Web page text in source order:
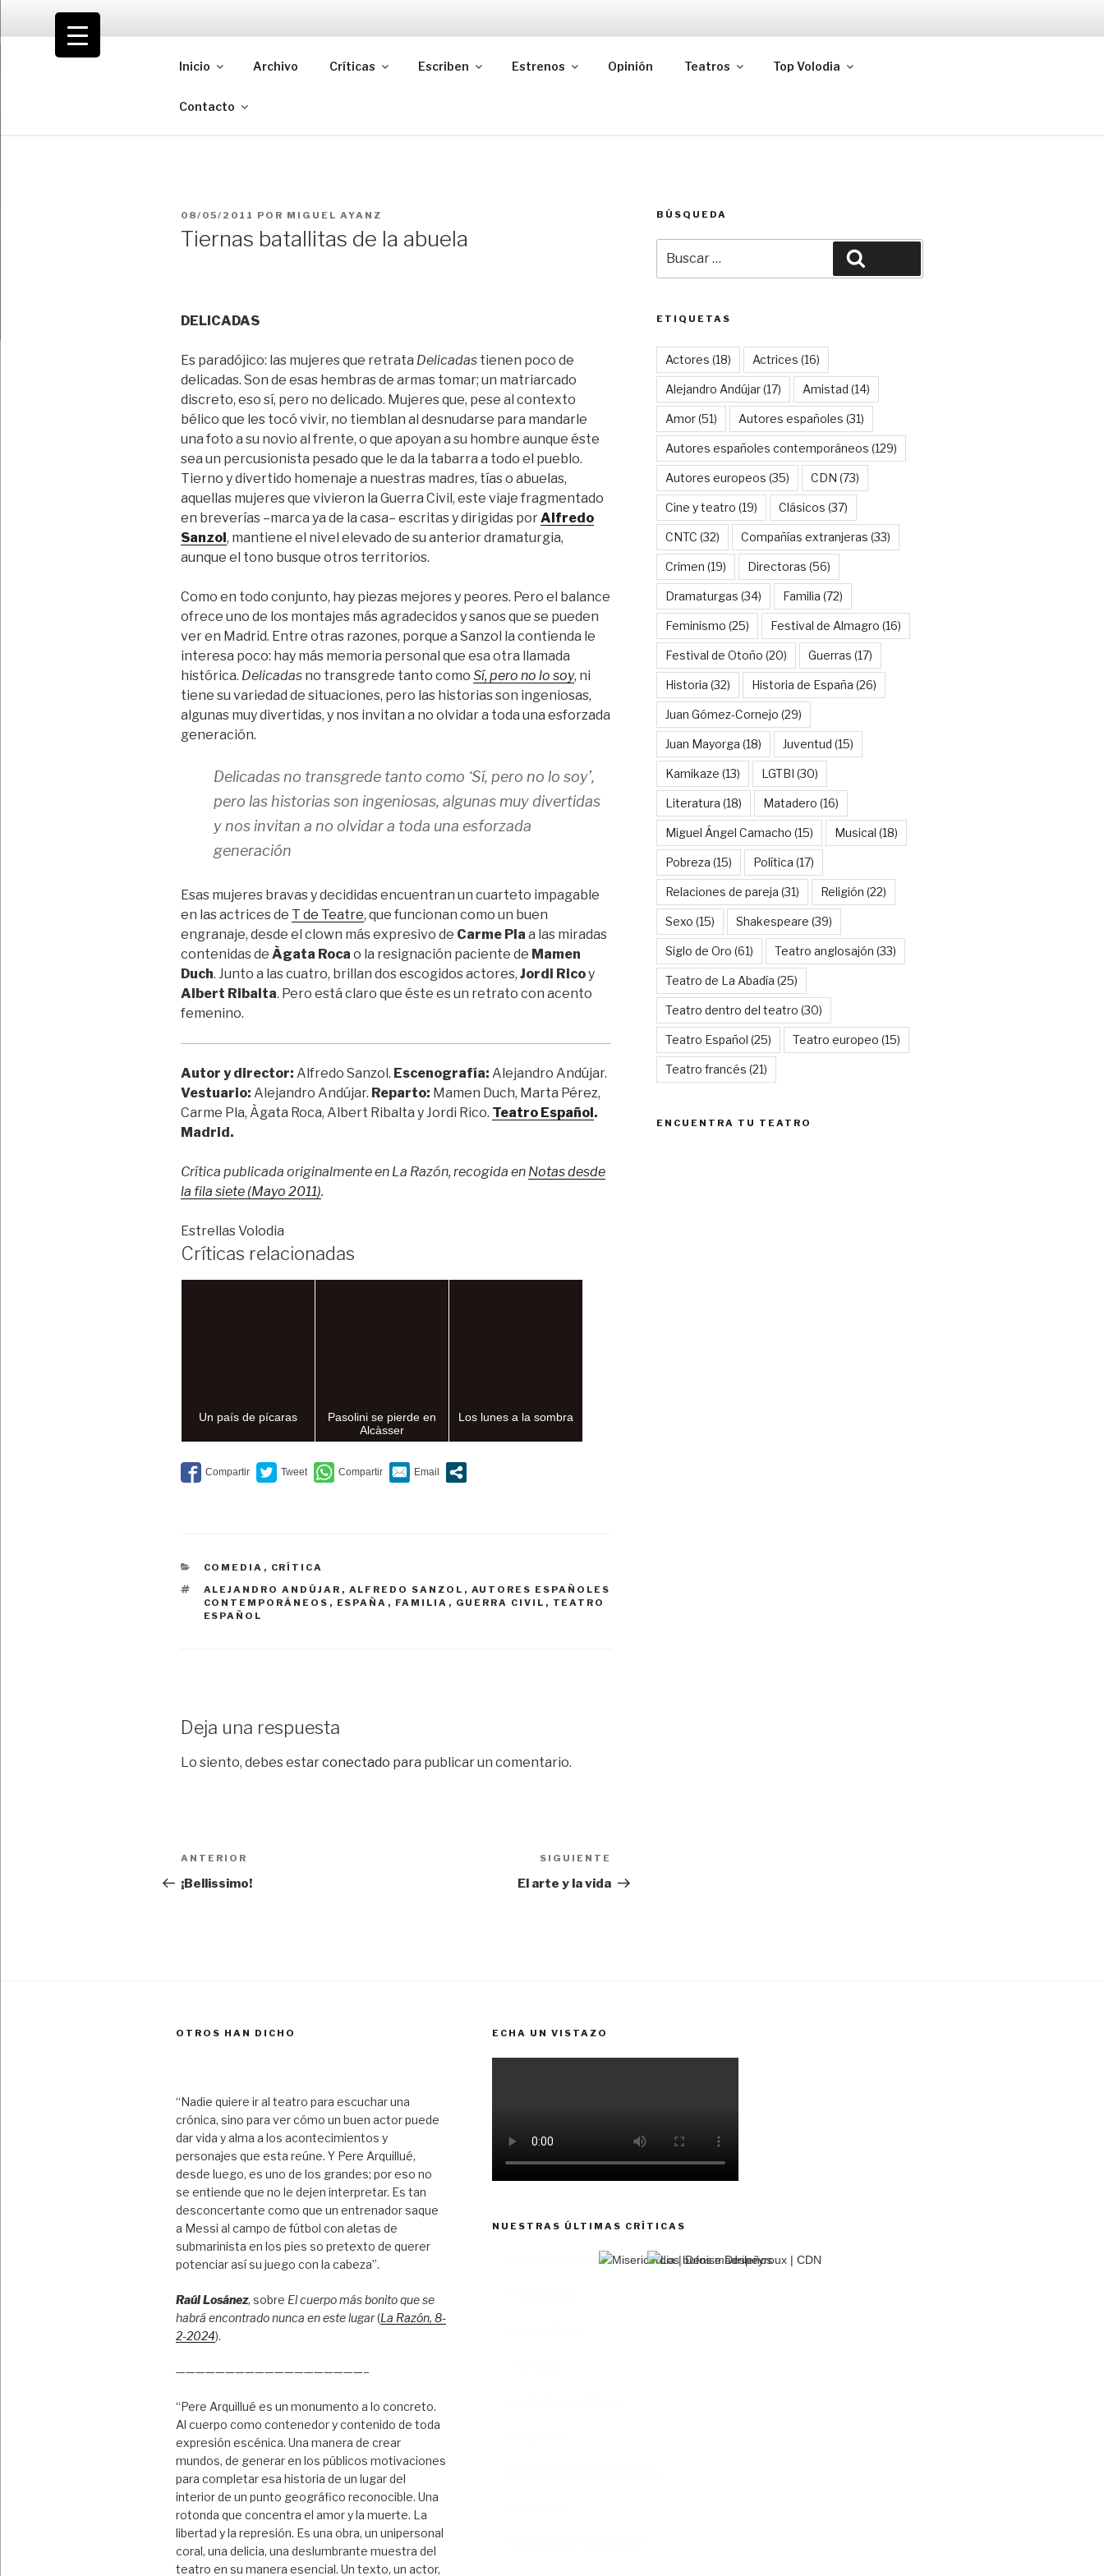
contenido
VOLODIA
Inicio Archivo Críticas Escriben Estrenos Opinión Teatros Top Volodia
Contacto
PUBLICADO
08/05/2011 POR MIGUEL AYANZ
Tiernas batallitas de la abuela
DELICADAS
Es paradójico: las mujeres que retrata Delicadas tienen poco de
delicadas. Son de esas hembras de armas tomar; un matriarcado
discreto, eso sí, pero no delicado. Mujeres que, pese al contexto
bélico que les tocó vivir, no tiemblan al desnudarse para mandarle
una foto a su novio al frente, o que apoyan a su hombre aunque éste
sea un percusionista pesado que le da la tabarra a todo el pueblo.
Tierno y divertido homenaje a nuestras madres, tías o abuelas,
aquellas mujeres que vivieron la Guerra Civil, este viaje fragmentado
en breverías –marca ya de la casa– escritas y dirigidas porAlfredo
Sanzol , mantiene el nivel elevado de su anterior dramaturgia,
aunque el tono busque otros territorios.
Como en todo conjunto, hay piezas mejores y peores. Pero el balance
ofrece uno de los montajes más agradecidos y sanos que se pueden
ver en Madrid. Entre otras razones, porque a Sanzol la contienda le
interesa poco: hay más memoria personal que esa otra llamada
histórica. Delicadas no transgrede tanto como Sí, pero no lo soy, ni
tiene su variedad de situaciones, pero las historias son ingeniosas,
algunas muy divertidas, y nos invitan a no olvidar a toda una esforzada
generación.
Delicadasno transgrede tanto como ‘Sí, pero no lo soy’,
pero las historias son ingeniosas, algunas muy divertidas
y nos invitan a no olvidar a toda una esforzada
generación
Esas mujeres bravas y decididas encuentran un cuarteto impagable
en las actrices de T de Teatre, que funcionan como un buen
engranaje, desde el clown más expresivo de Carme Pla a las miradas
contenidas de Àgata Roca o la resignación paciente de Mamen
Duch. Junto a las cuatro, brillan dos escogidos actores, Jordi Ricoy
Albert Ribalta. Pero está claro que éste es un retrato con acento
femenino.
Autor y director: Alfredo Sanzol. Escenografía: Alejandro Andújar.
Vestuario: Alejandro Andújar. Reparto: Mamen Duch, Marta Pérez,
Carme Pla, Àgata Roca, Albert Ribalta y Jordi Rico. Teatro Español .
Madrid.
Crítica publicada originalmente en La Razón, recogida en Notas desde
la fila siete (Mayo 2011).
Estrellas Volodia
Críticas relacionadas
Un país de pícaras
Pasolini se pierde en
Alcàsser
Los lunes a la sombra
CATEGORÍAS
COMEDIA , CRÍTICA
ETIQUETAS
ALEJANDRO ANDÚJAR , ALFREDO SANZOL , AUTORES ESPAÑOLES
CONTEMPORÁNEOS , ESPAÑA , FAMILIA , GUERRA CIVIL , TEATRO
ESPAÑOL
Deja una respuesta
Lo siento, debes estarconectado para publicar un comentario.
Navegación
de
Entrada
anterior:
ANTERIOR
¡Bellissimo!
entrada
SIGUIENTE
El arte y la vida
BÚSQUEDA
por:
ETIQUETAS
Actores (18) Actrices (16)
Alejandro Andújar(17) Amistad (14)
Amor(51) Autores españoles (31)
Autores españoles contemporáneos (129)
Autores europeos (35) CDN (73)
Cine y teatro (19) Clásicos (37)
CNTC (32) Compañías extranjeras (33)
Crimen (19) Directoras (56)
Dramaturgas (34) Familia (72)
Feminismo (25) Festival de Almagro (16)
Festival de Otoño (20) Guerras (17)
Historia (32) Historia de España (26)
Juan Gómez-Cornejo (29)
Juan Mayorga (18) Juventud (15)
Kamikaze (13) LGTBI (30)
Literatura (18) Matadero (16)
Miguel Ángel Camacho (15) Musical (18)
Pobreza (15) Política (17)
Relaciones de pareja (31) Religión (22)
Sexo (15) Shakespeare (39)
Siglo de Oro (61) Teatro anglosajón (33)
Teatro de La Abadía (25)
Teatro dentro del teatro (30)
Teatro Español (25) Teatro europeo (15)
Teatro francés (21)
ENCUENTRA TU TEATRO
OTROS HAN DICHO
“Nadie quiere ir al teatro para escuchar una
crónica, sino para ver cómo un buen actor puede
dar vida y alma a los acontecimientos y
personajes que esta reúne. Y Pere Arquillué,
desde luego, es uno de los grandes; por eso no
se entiende que no le dejen interpretar. Es tan
desconcertante como que un entrenador saque
a Messi al campo de fútbol con aletas de
submarinista en los pies so pretexto de querer
potenciar así su juego con la cabeza”.
Raúl Losánez, sobre El cuerpo más bonito que se
habrá encontrado nunca en este lugar(La Razón, 8-
2-2024).
———————————————————–
“Pere Arquillué es un monumento a lo concreto.
Al cuerpo como contenedor y contenido de toda
expresión escénica. Una manera de crear
mundos, de generar en los públicos motivaciones
para completar esa historia de un lugar del
interior de un punto geográfico reconocible. Una
rotonda que concentra el amor y la muerte. La
libertad y la represión. Es una obra, un unipersonal
coral, una delicia, una deslumbrante muestra del
teatro en su manera esencial. Un texto, un actor,
ECHA UN VISTAZO
NUESTRAS ÚLTIMAS CRÍTICAS
El castillo de Lindabridis